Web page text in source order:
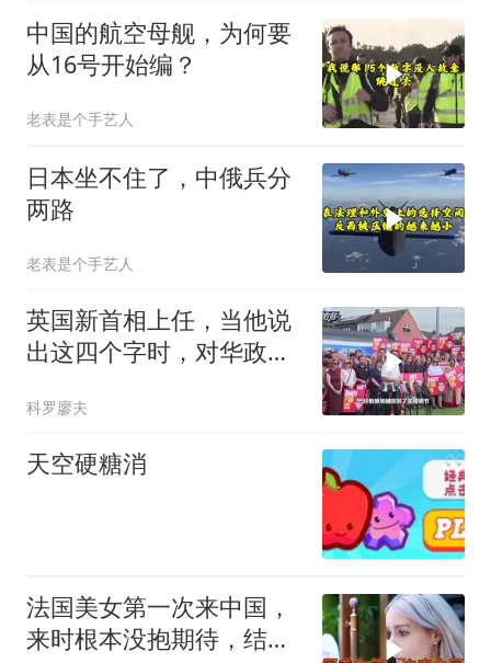
中国的航空母舰，为何要
从16号开始编？
老表是个手艺人
日本坐不住了，中俄兵分
两路
老表是个手艺人
英国新首相上任，当他说
出这四个字时，对华政策
科罗廖夫
天空硬糖消
法国美女第一次来中国，
来时根本没抱期待，结果